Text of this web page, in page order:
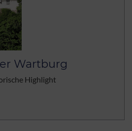
Wartburg
Highlight